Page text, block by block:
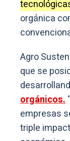
orgánica
Agro
que se
orgánicos.
empresas
triple